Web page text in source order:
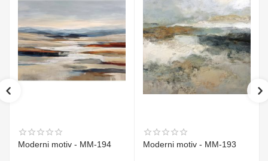
Moderni motiv - MM-194 Moderni motiv - MM-193